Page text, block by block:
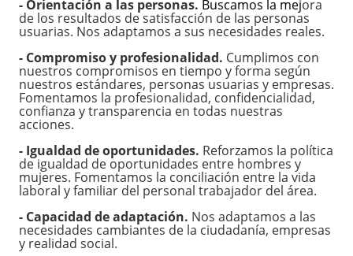
- Orientación a las personas. Buscamos la mejora
de los resultados de satisfacción de las personas
usuarias. Nos adaptamos a sus necesidades reales.
- Compromiso y profesionalidad. Cumplimos con
nuestros compromisos en tiempo y forma según
nuestros estándares, personas usuarias y empresas.
Fomentamos la profesionalidad, confidencialidad,
confianza y transparencia en todas nuestras
acciones.
- Igualdad de oportunidades. Reforzamos la política
de igualdad de oportunidades entre hombres y
mujeres. Fomentamos la conciliación entre la vida
laboral y familiar del personal trabajador del área.
- Capacidad de adaptación. Nos adaptamos a las
necesidades cambiantes de la ciudadanía, empresas
y realidad social.